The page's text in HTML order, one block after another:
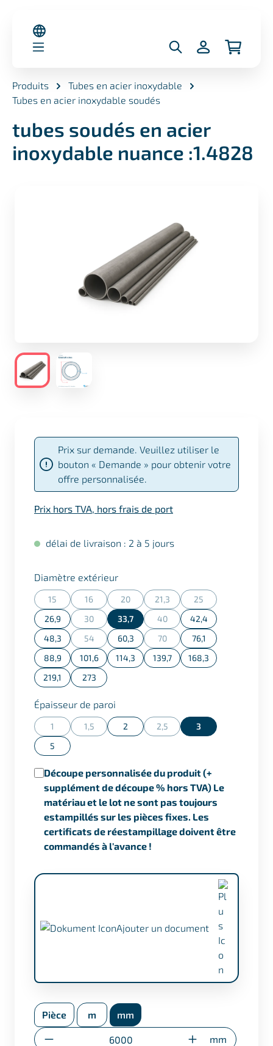
Produits
Tubes en acier inoxydable
Tubes en acier inoxydable soudés
tubes soudés en acier
inoxydable nuance :1.4828
Prix sur demande. Veuillez utiliser le
bouton « Demande » pour obtenir votre
offre personnalisée.
Prix hors TVA, hors frais de port
délai de livraison : 2 à 5 jours
Diamètre extérieurSélectionner
15
(Cette action n'est actuellement pas disponible.)
16
(Cette action n'est actuellement pas disponible.)
20
(Cette action n'est actuellement pas
21,3
(Cette action n'est
25
(Cette action n'est
26,9 30
(Cette action n'est actuellement pas disponible.)
33,7 40
(Cette action n'est
42,4
48,3
54
(Cette action n'est actuellement pas disponible.)
60,3 70
(Cette action n'est
76,1
88,9
101,6 114,3 139,7
168,3
219,1
273
Épaisseur de paroi
1
(Cette action n'est actuellement pas disponible.)
1,5
(Cette action n'est actuellement pas disponible.)
2 2,5
(Cette action n'est
3
5
Découpe personnalisée du produit (+
supplément de découpe % hors TVA) Le
matériau et le lot ne sont pas toujours
estampillés sur les pièces fixes. Les
certificats de réestampillage doivent être
commandés à l'avance !
Ajouter un document
Certificat de réestampillage
Pièce m
mm
Quantité
mm